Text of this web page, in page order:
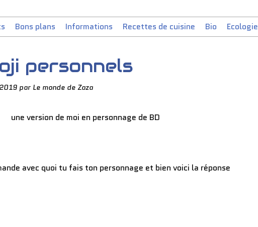
Bons plans Informations Recettes de cuisine Bio Ecologie
personnels
par Le monde de Zaza
une version de moi en personnage de BD
avec quoi tu fais ton personnage et bien voici la réponse